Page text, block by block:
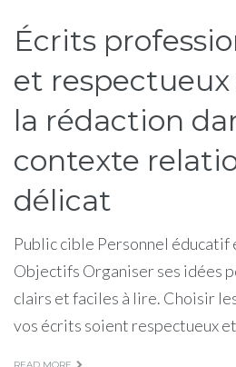
Écrits
et
la rédaction
contexte
délicat
Public cible Personnel éducatif
Objectifs Organiser ses idées
clairs et faciles à lire. Choisir
vos écrits soient respectueux